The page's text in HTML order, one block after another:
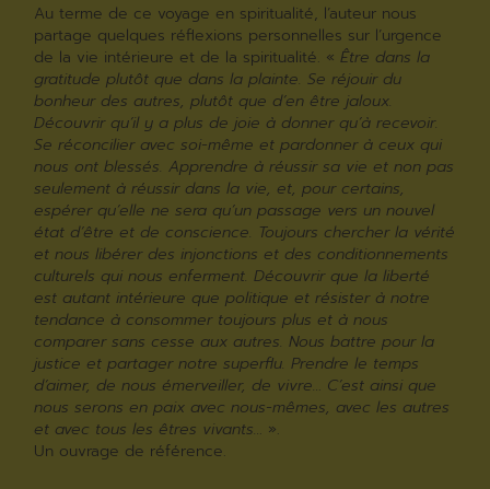
Au terme de ce voyage en spiritualité, l’auteur nous
partage quelques réflexions personnelles sur l’urgence
de la vie intérieure et de la spiritualité. «Être dans la
gratitude plutôt que dans la plainte. Se réjouir du
bonheur des autres, plutôt que d’en être jaloux.
Découvrir qu’il y a plus de joie à donner qu’à recevoir.
Se réconcilier avec soi-même et pardonner à ceux qui
nous ont blessés. Apprendre à réussir sa vie et non pas
seulement à réussir dans la vie, et, pour certains,
espérer qu’elle ne sera qu’un passage vers un nouvel
état d’être et de conscience. Toujours chercher la vérité
et nous libérer des injonctions et des conditionnements
culturels qui nous enferment. Découvrir que la liberté
est autant intérieure que politique et résister à notre
tendance à consommer toujours plus et à nous
comparer sans cesse aux autres. Nous battre pour la
justice et partager notre superflu. Prendre le temps
d’aimer, de nous émerveiller, de vivre… C’est ainsi que
nous serons en paix avec nous-mêmes, avec les autres
et avec tous les êtres vivants… ».
Un ouvrage de référence.